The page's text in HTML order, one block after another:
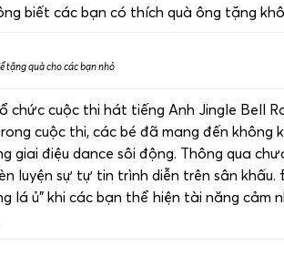
biết các bạn có thích quà ông tặng
tặng quà cho các bạn nhỏ
cuộc thi hát tiếng Anh Jingle Bell
cuộc thi, các bé đã mang đến không
giai điệu dance sôi động. Thông qua
luyện sự tự tin trình diễn trên sân
ủ” khi các bạn thể hiện tài năng cảm